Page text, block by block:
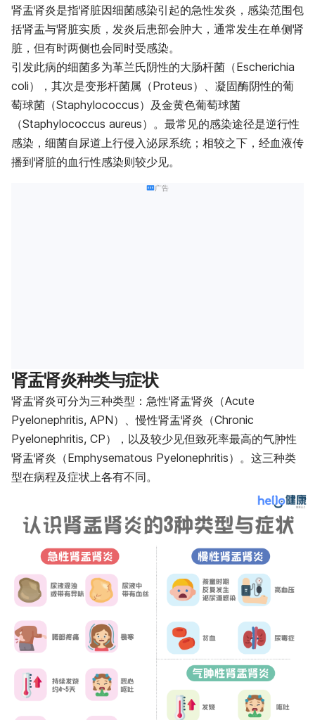
肾盂肾炎是指肾脏因细菌感染引起的急性发炎，感染范围包
括肾盂与肾脏实质，发炎后患部会肿大，通常发生在单侧肾
脏，但有时两侧也会同时受感染。
引发此病的细菌多为革兰氏阴性的大肠杆菌（Escherichia
coli），其次是变形杆菌属（Proteus）、凝固酶阴性的葡
萄球菌（Staphylococcus）及金黄色葡萄球菌
（Staphylococcus aureus）。最常见的感染途径是逆行性
感染，细菌自尿道上行侵入泌尿系统；相较之下，经血液传
播到肾脏的血行性感染则较少见。
广告
肾盂肾炎种类与症状
肾盂肾炎可分为三种类型：急性肾盂肾炎（Acute
Pyelonephritis, APN）、慢性肾盂肾炎（Chronic
Pyelonephritis, CP），以及较少见但致死率最高的气肿性
肾盂肾炎（Emphysematous Pyelonephritis）。这三种类
型在病程及症状上各有不同。